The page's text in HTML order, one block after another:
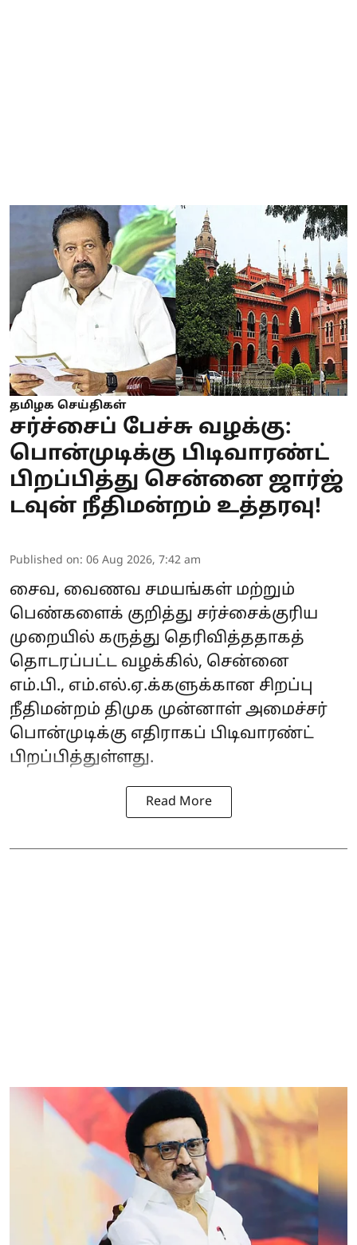
தமிழக செய்திகள்
சர்ச்சைப் பேச்சு வழக்கு:
பொன்முடிக்கு பிடிவாரண்ட்
பிறப்பித்து சென்னை ஜார்ஜ்
டவுன் நீதிமன்றம் உத்தரவு!
Published on: 06 Aug 2026, 7:42 am
சைவ, வைணவ சமயங்கள் மற்றும்
பெண்களைக் குறித்து சர்ச்சைக்குரிய
முறையில் கருத்து தெரிவித்ததாகத்
தொடரப்பட்ட வழக்கில், சென்னை
எம்.பி., எம்.எல்.ஏ.க்களுக்கான சிறப்பு
நீதிமன்றம் திமுக முன்னாள் அமைச்சர்
பொன்முடிக்கு எதிராகப் பிடிவாரண்ட்
பிறப்பித்துள்ளது.
Read More